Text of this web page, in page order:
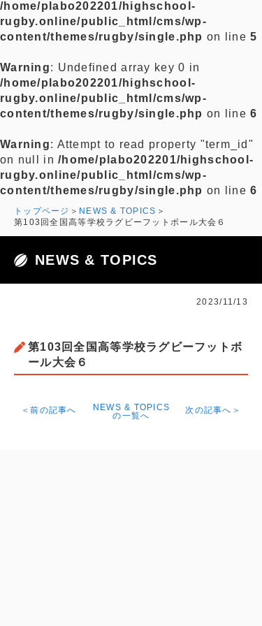
/home/plabo202201/highschool-
rugby.online/public_html/cms/wp-
content/themes/rugby/single.php on line5
Warning: Undefined array key 0 in
/home/plabo202201/highschool-
rugby.online/public_html/cms/wp-
content/themes/rugby/single.php on line6
Warning: Attempt to read property "term_id"
on null in/home/plabo202201/highschool-
rugby.online/public_html/cms/wp-
content/themes/rugby/single.php on line6
トップページ
NEWS & TOPICS
第103回全国高等学校ラグビーフットボール大会６
NEWS & TOPICS
2023/11/13
第103回全国高等学校ラグビーフットボ
ール大会６
＜前の記事へ
NEWS & TOPICS
の一覧へ
次の記事へ＞